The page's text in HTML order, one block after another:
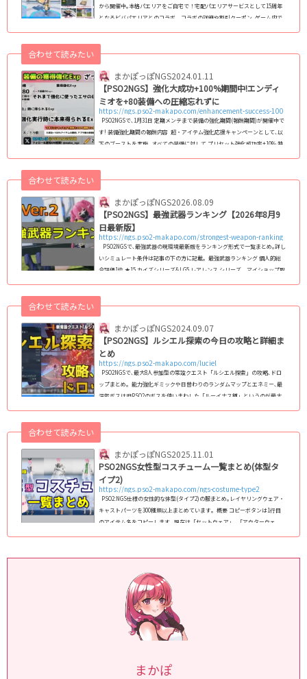
から開催中｡本格パエリアをご自宅で！宅配パエリアサービスとして15周年
となるビバパエリアとのコラボ｡ コラボの詳細や割引クーポン､ゲーム内で
は上記リンク先をご覧ください｡ ビバパエリア 割引クーポン ※ネット注
文時限定 クーポン ク...
まかぽっぽNGS
合わせて読みたい
2024.01.11
【PSO2NGS】強化大成功+100%期間中!エンディ
ミオを+80装備への圧縮忘れずに
https://ngs.pso2-makapo.com/enhancement-success-100
PSO2NGSで､1月31日 定期メンテまで装備の強化期間(報酬期間)が開催中で
す! 装備強化期間の報酬内容 超・アイテム強化応援キャンペーンとして､以
下のブーストを実施｡ すべての装備に対して プリセット強化成功率+10% 特
ygoogle || ).push({});シーズナルPt交換で+80限界突破済み装備を交換 シ
ーズナ...
まかぽっぽNGS
合わせて読みたい
2026.08.09
【PSO2NGS】最強武器ランキング【2026年8月9
日最新版】
https://ngs.pso2-makapo.com/strongest-weapon-ranking
PSO2NGSで､最強武器の現環境最新版をランキング形式で一覧まとめ｡詳し
いシミュレート条件は記事の下の方に記載｡ 最強武器ランキング 個人的総
合評価1位 ★15 カイズシリーズ&LG5 レアレンス シリーズ マイショップ取
からの特殊能力移植はパスが不要。 &nb...
まかぽっぽNGS
合わせて読みたい
2024.09.07
【PSO2NGS】ルシエル探索の今日の攻略と詳細ま
とめ
https://ngs.pso2-makapo.com/luciel
PSO2NGSで､最大8人参加型の常設クエスト「ルシエル探索」の攻略､ドロ
ップまとめ｡ 能力強化ギミックや日替わりのランダムマップとエネミー､最
深部ボスは旧PSO2のボスを使いまわした「ルーイナス種」というのが最大
ーバフ(能力強化)：一定間隔毎追撃系 トライアル：ギルーヴァ (adsbygoog
le = window.adsbygoogle || ).push({}); 今日のクエスト概要と謎解きパズ
ルギ...
まかぽっぽNGS
合わせて読みたい
2025.11.01
PSO2NGS女性型コスチューム一覧まとめ(体型タ
イプ2)
https://ngs.pso2-makapo.com/ngs-costume-type2
PSO2:NGS仕様の女性的な体型(タイプ2)の服まとめ｡レイヤリングウェア・
キャストパーツを300種類以上まとめています｡ 概要 コピーボタンは1行目
のアイテム名をコピーします｡ 現在は「セットウェア」､「アウターウェ
と､その衣装の「カラーバリエーション」､「装飾の非表示箇所」､「カラー
まかぽ